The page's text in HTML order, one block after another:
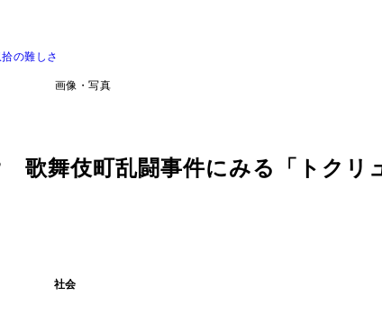
の難しさ
画像・写真
歌舞伎町乱闘事件にみる「トクリ
社会